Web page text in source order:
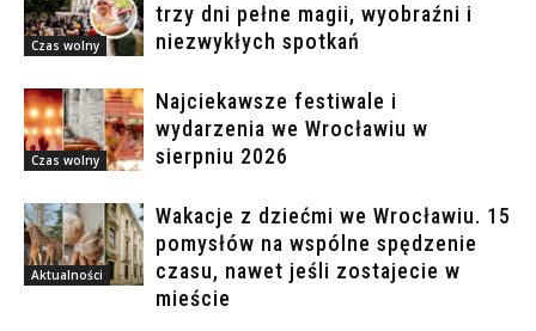
Czas wolny
trzy dni pełne magii, wyobraźni i
niezwykłych spotkań
Czas wolny
Najciekawsze festiwale i
wydarzenia we Wrocławiu w
sierpniu 2026
Aktualności
Wakacje z dziećmi we Wrocławiu. 15
pomysłów na wspólne spędzenie
czasu, nawet jeśli zostajecie w
mieście